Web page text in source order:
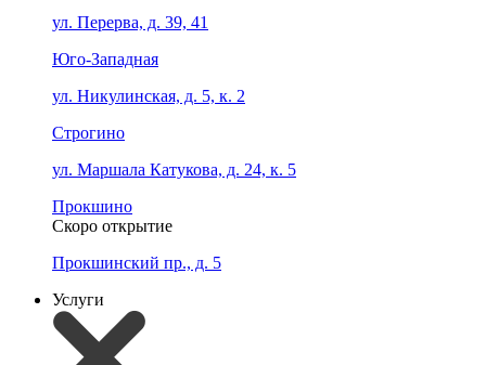
ул. Перерва, д. 39, 41
Юго-Западная
ул. Никулинская, д. 5, к. 2
Строгино
ул. Маршала Катукова, д. 24, к. 5
Прокшино
Скоро открытие
Прокшинский пр., д. 5
Услуги